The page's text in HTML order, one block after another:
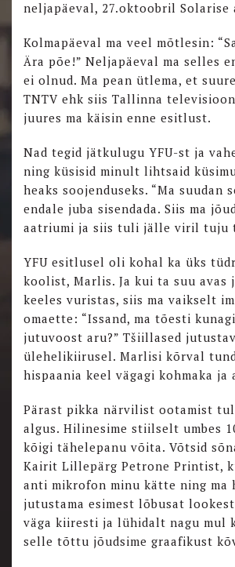
neljapäeval, 27.oktoobril Solarise
Kolmapäeval ma veel mõtlesin:
Ära põe!” Neljapäeval ma selles
ei olnud. Ma pean ütlema, et
TNTV ehk siis Tallinna
juures ma käisin enne esitlust.
Nad tegid jätkulugu YFU-st ja
ning küsisid minult lihtsaid
heaks soojenduseks. “Ma suudan
endale juba sisendada. Siis ma
aatriumi ja siis tuli jälle viril tuju
YFU esitlusel oli kohal ka üks
koolist, Marlis. Ja kui ta suu avas
keeles vuristas, siis ma vaikselt
omaette: “Issand, ma tõesti
jutuvoost aru?” Tšiillased
ülehelikiirusel. Marlisi kõrval
hispaania keel vägagi kohmaka ja
Pärast pikka närvilist ootamist
algus. Hilinesime stiilselt umbes
kõigi tähelepanu võita. Võtsid
Kairit Lillepärg Petrone Printist,
anti mikrofon minu kätte ning ma
jutustama esimest lõbusat
väga kiiresti ja lühidalt nagu mul
selle tõttu jõudsime graafikust